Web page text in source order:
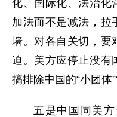
化、国际化、法治化
加法而不是减法，拉
墙。对各自关切，要
迫。美方应停止没有
搞排除中国的“小团体
五是中国同美